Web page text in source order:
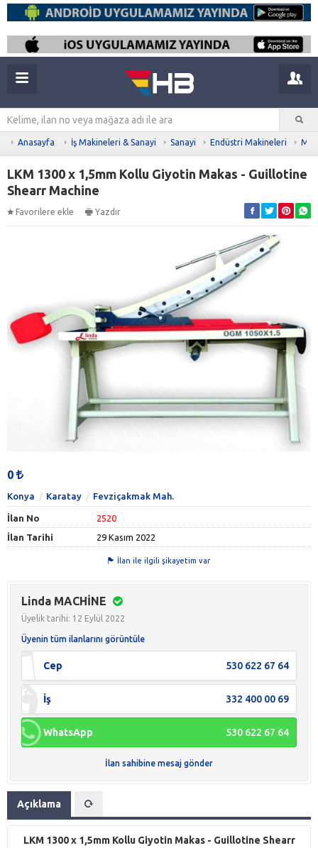
Anasayfa İş Makineleri & Sanayi Sanayi Endüstri Makineleri
LKM 1300 x 1,5mm Kollu Giyotin Makas - Guillotine
Shearr Machine
Favorilere ekle Yazdır
0
Konya Karatay Fevziçakmak Mah.
İlan No
2520
İlan Tarihi
29 Kasım 2022
İlan ile ilgili şikayetim var
Linda MACHİNE
Üyelik tarihi: 12 Eylül 2022
Üyenin tüm ilanlarını görüntüle
Cep 530 622 67 64
İş 332 400 00 69
WhatsApp 530 622 67 64
İlan sahibine mesaj gönder
Açıklama
LKM 1300 x 1,5mm Kollu Giyotin Makas - Guillotine Shearr